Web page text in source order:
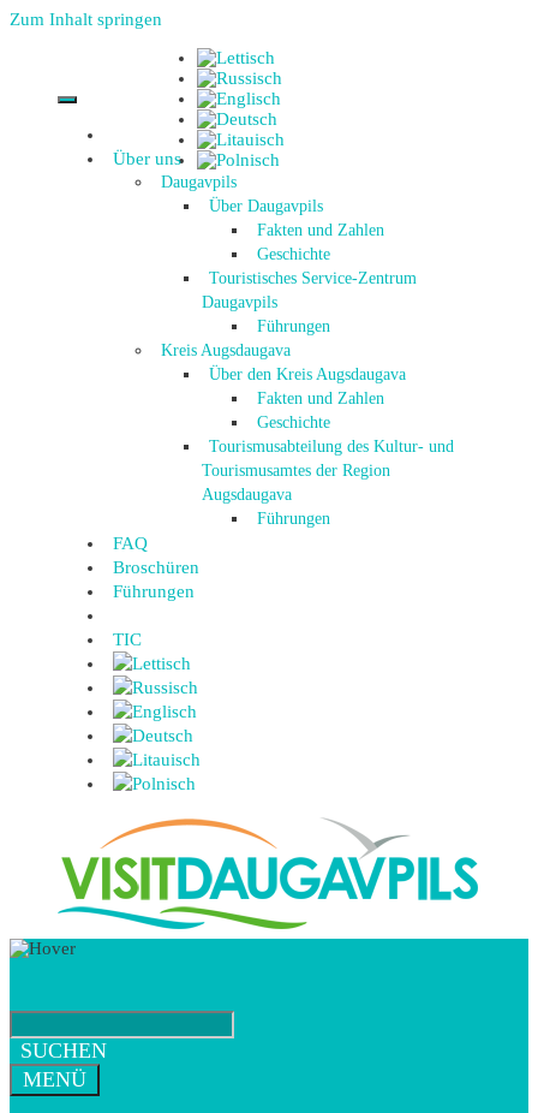
Zum Inhalt springen
Über uns
Daugavpils
Über Daugavpils
Fakten und Zahlen
Geschichte
Touristisches Service-Zentrum
Daugavpils
Führungen
Kreis Augsdaugava
Über den Kreis Augsdaugava
Fakten und Zahlen
Geschichte
Tourismusabteilung des Kultur- und
Tourismusamtes der Region
Augsdaugava
Führungen
FAQ
Broschüren
Führungen
TIC
SUCHEN
MENÜ